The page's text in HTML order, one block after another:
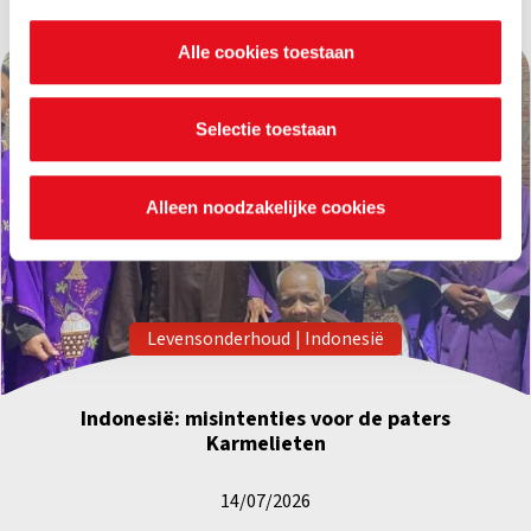
nalezen welke cookies we verzamelen, wie ze uitgeeft,
waarvoor ze dienen en hoelang ze geldig blijven. Je kan
je voorkeuren ook op elk moment wijzigen via de cookie
Alle cookies toestaan
Selectie toestaan
Alleen noodzakelijke cookies
Levensonderhoud | Indonesië
Indonesië: misintenties voor de paters
Karmelieten
14/07/2026